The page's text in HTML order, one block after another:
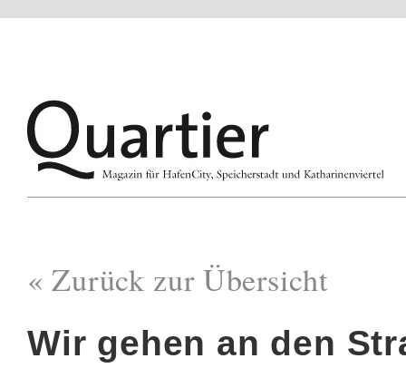
« Zurück zur Übersicht
Wir gehen an den